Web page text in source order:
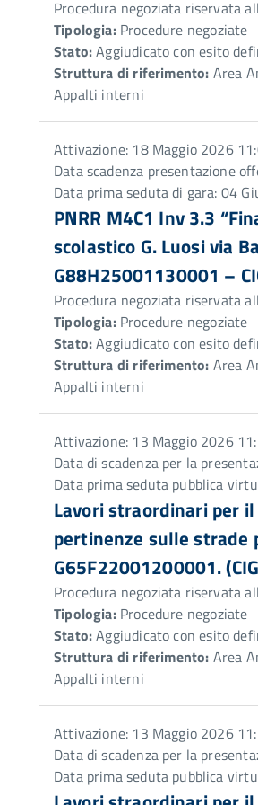
Procedura negoziata riservata
Tipologia:Procedure negoziate
Stato:Aggiudicato con esito
Struttura di riferimento: Area
Appalti interni
Attivazione: 18 Maggio 2026
Data scadenza presentazione
Data prima seduta di gara: 04
PNRR M4C1 Inv 3.3
scolastico G. Luosi via
G88H25001130001 –
Procedura negoziata riservata
Tipologia:Procedure negoziate
Stato:Aggiudicato con esito
Struttura di riferimento: Area
Appalti interni
Attivazione: 13 Maggio 2026
Data di scadenza per la
Data prima seduta pubblica
Lavori straordinari per
pertinenze sulle strade
G65F22001200001.
Procedura negoziata riservata
Tipologia:Procedure negoziate
Stato:Aggiudicato con esito
Struttura di riferimento: Area
Appalti interni
Attivazione: 13 Maggio 2026
Data di scadenza per la
Data prima seduta pubblica